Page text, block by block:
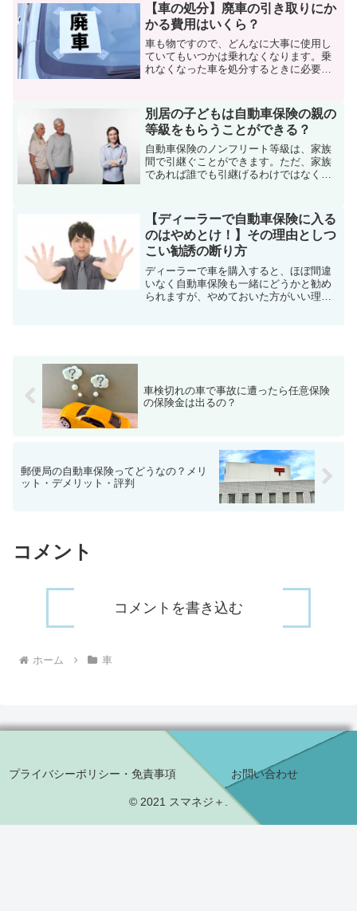
【車の処分】廃車の引き取りにか
かる費用はいくら？
車も物ですので、どんなに大事に使用し
ていてもいつかは乗れなくなります。乗
れなくなった車を処分するときに必要な
の費用がかかるのでしょうか。
別居の子どもは自動車保険の親の
等級をもらうことができる？
自動車保険のノンフリート等級は、家族
間で引継ぐことができます。ただ、家族
であれば誰でも引継げるわけではなく、
【ディーラーで自動車保険に入る
のはやめとけ！】その理由としつ
こい勧誘の断り方
ディーラーで車を購入すると、ほぼ間違
いなく自動車保険も一緒にどうかと勧め
られますが、やめておいた方がいい理由
車検切れの車で事故に遭ったら任意保険
の保険金は出るの？
郵便局の自動車保険ってどうなの？メリ
ット・デメリット・評判
コメント
コメントを書き込む
ホーム 車
プライバシーポリシー・免責事項 お問い合わせ
© 2021 スマネジ＋.